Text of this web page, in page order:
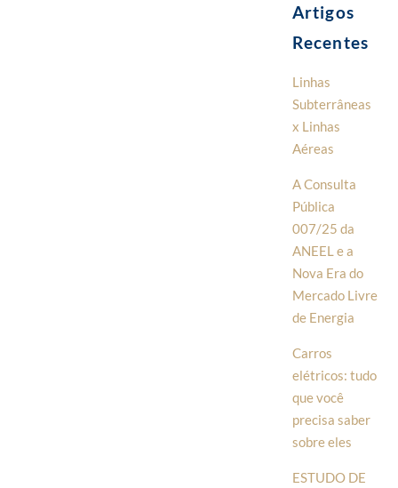
Artigos
Recentes
Linhas
Subterrâneas
x Linhas
Aéreas
A Consulta
Pública
007/25 da
ANEEL e a
Nova Era do
Mercado Livre
de Energia
Carros
elétricos: tudo
que você
precisa saber
sobre eles
ESTUDO DE